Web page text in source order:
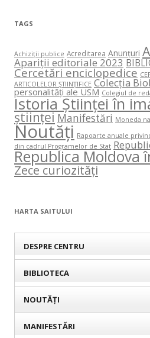
TAGS
Achiziții publice Acreditarea Anunțuri
Apariții editoriale 2023
Cercetări enciclopedice
ARTICOLELOR ŞTIINŢIFICE Colecția
personalități ale USM Colegiul de
Istoria Științei în
științei Manifestări Moneda
Noutăți Rapoarte anuale
din cadrul Programelor de Stat
Republica Moldova
Zece curiozități
HARTA SAITULUI
DESPRE CENTRU
BIBLIOTECA
NOUTĂȚI
MANIFESTĂRI